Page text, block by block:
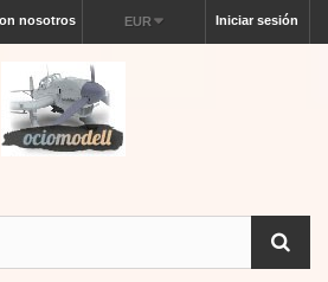
Iniciar sesión
EUR
nosotros